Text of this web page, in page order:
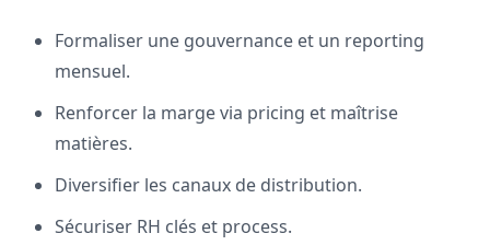
Formaliser une gouvernance et un reporting
mensuel.
Renforcer la marge via pricing et maîtrise
matières.
Diversifier les canaux de distribution.
Sécuriser RH clés et process.